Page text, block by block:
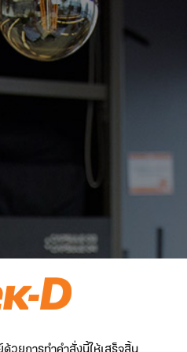
วยการทำคำสั่งนี้ให้เสร็จสิ้น